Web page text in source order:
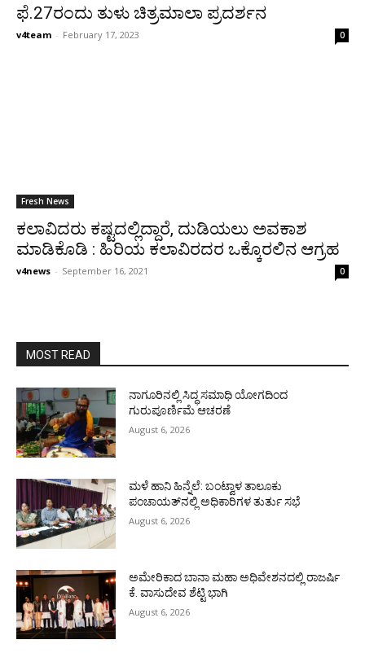
ಫೆ.27ರಂದು ತುಳು ಚಿತ್ರಮಾಲಾ ಪ್ರದರ್ಶನ
v4team - February 17, 2023 0
Fresh News
ಕಲಾವಿದರು ಕಷ್ಟದಲ್ಲಿದ್ದಾರೆ, ದುಡಿಯಲು ಅವಕಾಶ
ಮಾಡಿಕೊಡಿ : ಹಿರಿಯ ಕಲಾವಿರದರ ಒಕ್ಕೊರಲಿನ ಆಗ್ರಹ
v4news - September 16, 2021 0
MOST READ
ನಾಗೂರಿನಲ್ಲಿ ಸಿದ್ಧ ಸಮಾಧಿ ಯೋಗದಿಂದ
ಗುರುಪೂರ್ಣಿಮೆ ಆಚರಣೆ
August 6, 2026
ಮಳೆ ಹಾನಿ ಹಿನ್ನೆಲೆ: ಬಂಟ್ವಾಳ ತಾಲೂಕು
ಪಂಚಾಯತ್‌ನಲ್ಲಿ ಅಧಿಕಾರಿಗಳ ತುರ್ತು ಸಭೆ
August 6, 2026
ಅಮೇರಿಕಾದ ಬಾನಾ ಮಹಾ ಅಧಿವೇಶನದಲ್ಲಿ ರಾಜರ್ಷಿ
ಕೆ. ವಾಸುದೇವ ಶೆಟ್ಟಿ ಭಾಗಿ
August 6, 2026